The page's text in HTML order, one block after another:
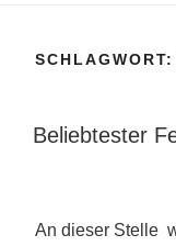
SCHLAGWORT:
VERÖFFENTLICHT
Beliebtester
An dieser Stelle